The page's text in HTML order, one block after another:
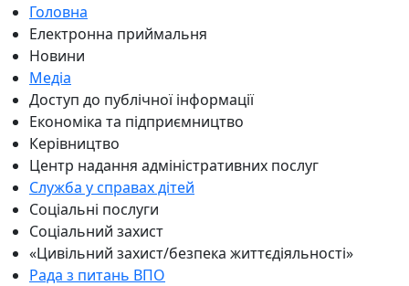
Головна
Електронна приймальня
Новини
Медіа
Доступ до публічної інформації
Економіка та підприємництво
Керівництво
Центр надання адміністративних послуг
Служба у справах дітей
Соціальні послуги
Соціальний захист
«Цивільний захист/безпека життєдіяльності»
Рада з питань ВПО